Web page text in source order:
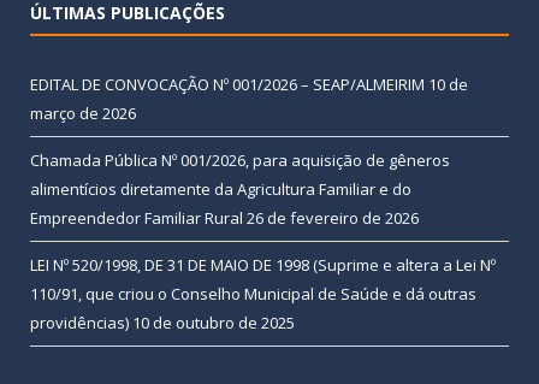
ÚLTIMAS PUBLICAÇÕES
EDITAL DE CONVOCAÇÃO Nº 001/2026 – SEAP/ALMEIRIM 10 de
março de 2026
Chamada Pública Nº 001/2026, para aquisição de gêneros
alimentícios diretamente da Agricultura Familiar e do
Empreendedor Familiar Rural 26 de fevereiro de 2026
LEI Nº 520/1998, DE 31 DE MAIO DE 1998 (Suprime e altera a Lei Nº
110/91, que criou o Conselho Municipal de Saúde e dá outras
providências) 10 de outubro de 2025